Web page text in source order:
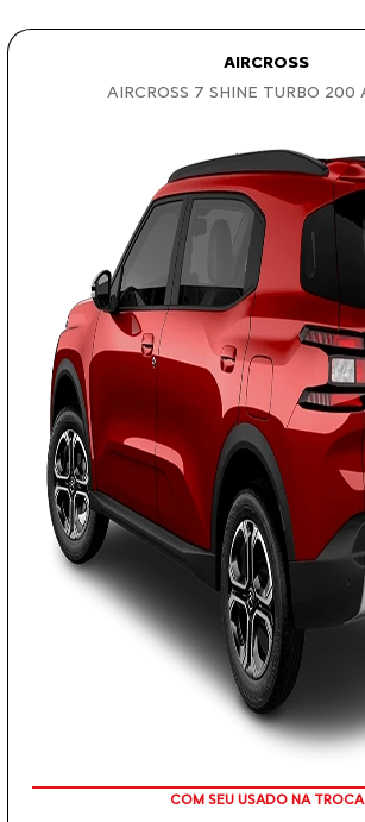
AIRCROSS
AIRCROSS 7 SHINE TURBO 200
TAXA ZERO